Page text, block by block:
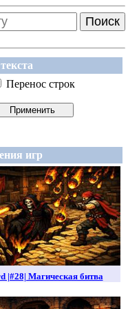
Поиск
Перенос строк
игр
|#28| Магическая битва